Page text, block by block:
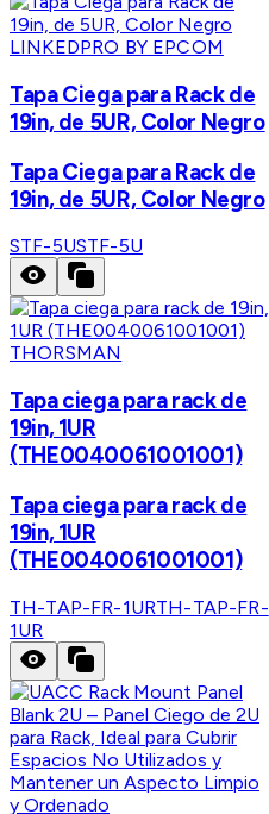
LINKEDPRO BY EPCOM
Tapa Ciega para Rack de
19in, de 5UR, Color Negro
Tapa Ciega para Rack de
19in, de 5UR, Color Negro
STF-5USTF-5U
THORSMAN
Tapa ciega para rack de
19in, 1UR
(THE0040061001001)
Tapa ciega para rack de
19in, 1UR
(THE0040061001001)
TH-TAP-FR-1URTH-TAP-FR-
1UR